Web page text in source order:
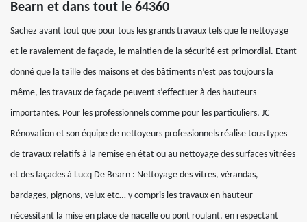
Bearn et dans tout le 64360
Sachez avant tout que pour tous les grands travaux tels que le nettoyage
et le ravalement de façade, le maintien de la sécurité est primordial. Etant
donné que la taille des maisons et des bâtiments n’est pas toujours la
même, les travaux de façade peuvent s’effectuer à des hauteurs
importantes. Pour les professionnels comme pour les particuliers, JC
Rénovation et son équipe de nettoyeurs professionnels réalise tous types
de travaux relatifs à la remise en état ou au nettoyage des surfaces vitrées
et des façades à Lucq De Bearn : Nettoyage des vitres, vérandas,
bardages, pignons, velux etc… y compris les travaux en hauteur
nécessitant la mise en place de nacelle ou pont roulant, en respectant